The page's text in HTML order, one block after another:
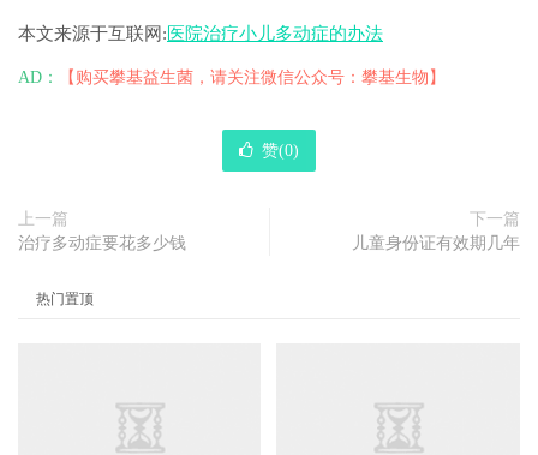
本文来源于互联网: 医院治疗小儿多动症的办法
AD： 【购买攀基益生菌，请关注微信公众号：攀基生物】
赞(0)
上一篇
治疗多动症要花多少钱
下一篇
儿童身份证有效期几年
热门置顶